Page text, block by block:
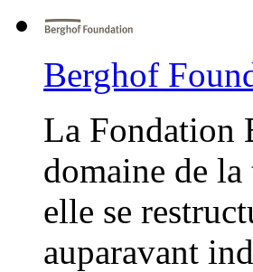
Berghof
La Fondation
domaine de
elle se
auparavant